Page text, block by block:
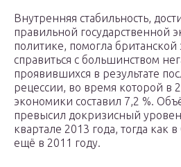
Внутренняя стабильность,
правильной государственной
политике, помогла
справиться с большинством
проявившихся в результате
рецессии, во время которой в
экономики составил 7,2 %.
превысил докризисный
квартале 2013 года, тогда
ещё в 2011 году.